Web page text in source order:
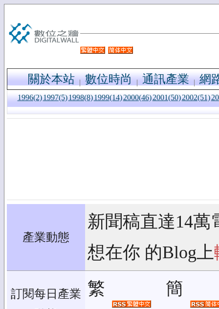
關於本站 數位時尚 通訊產業 網
1996(2)1997(5)1998(8)1999(14)2000(46)2001(50)2002(51)
產業動態
新聞稿直達14萬
想在你 的Blog上
訂閱每日產業 繁
簡